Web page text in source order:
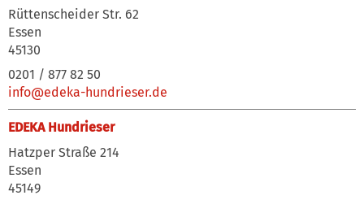
Rüttenscheider Str. 62
Essen
45130
0201 / 877 82 50
info@edeka-hundrieser.de
EDEKA Hundrieser
Hatzper Straße 214
Essen
45149